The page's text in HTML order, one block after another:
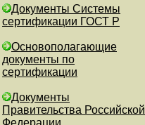
Документы Системы
сертификации ГОСТ Р
Основополагающие
документы по
сертификации
Документы
Правительства Российской
Федерации